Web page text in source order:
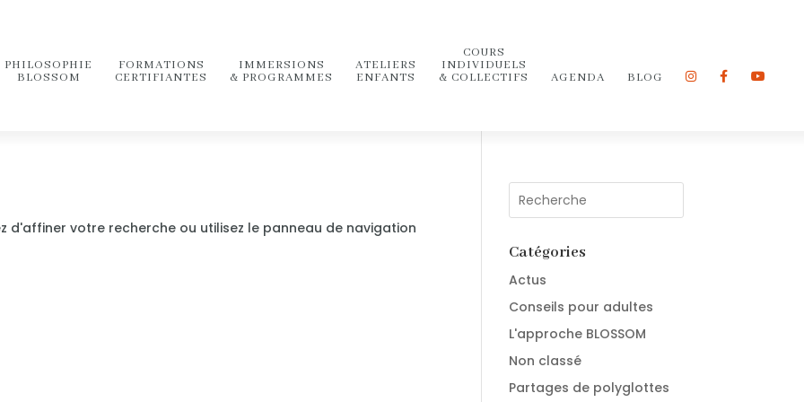
PHILOSOPHIE
BLOSSOM
FORMATIONS
CERTIFIANTES
IMMERSIONS
& PROGRAMMES
ATELIERS
ENFANTS
COURS
INDIVIDUELS
& COLLECTIFS
AGENDA BLOG
d'affiner votre recherche ou utilisez le panneau de navigation
Catégories
Actus
Conseils pour adultes
L'approche BLOSSOM
Non classé
Partages de polyglottes